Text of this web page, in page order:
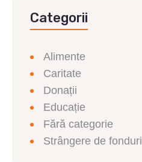
Categorii
Alimente
Caritate
Donații
Educație
Fără categorie
Strângere de fonduri